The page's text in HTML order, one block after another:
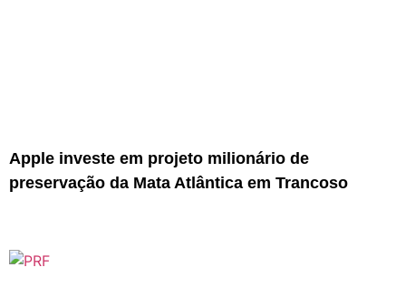
Apple investe em projeto milionário de
preservação da Mata Atlântica em Trancoso